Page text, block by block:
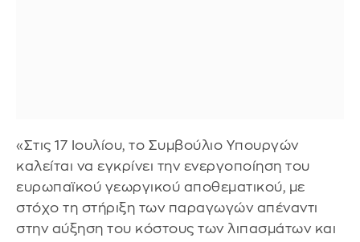
«Στις 17 Ιουλίου, το Συμβούλιο Υπουργών
καλείται να εγκρίνει την ενεργοποίηση του
ευρωπαϊκού γεωργικού αποθεματικού, με
στόχο τη στήριξη των παραγωγών απέναντι
στην αύξηση του κόστους των λιπασμάτων και